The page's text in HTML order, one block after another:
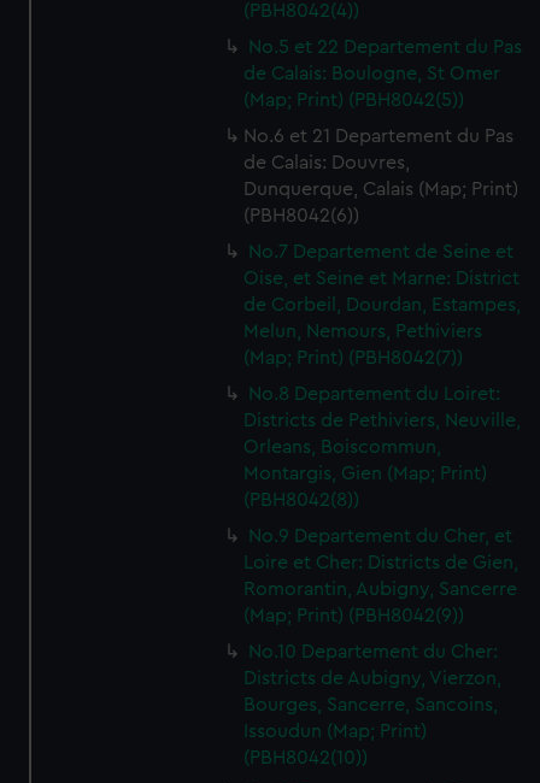
(PBH8042(4))
No.5 et 22 Departement du Pas
de Calais: Boulogne, St Omer
(Map; Print) (PBH8042(5))
No.6 et 21 Departement du Pas
de Calais: Douvres,
Dunquerque, Calais (Map; Print)
(PBH8042(6))
No.7 Departement de Seine et
Oise, et Seine et Marne: District
de Corbeil, Dourdan, Estampes,
Melun, Nemours, Pethiviers
(Map; Print) (PBH8042(7))
No.8 Departement du Loiret:
Districts de Pethiviers, Neuville,
Orleans, Boiscommun,
Montargis, Gien (Map; Print)
(PBH8042(8))
No.9 Departement du Cher, et
Loire et Cher: Districts de Gien,
Romorantin, Aubigny, Sancerre
(Map; Print) (PBH8042(9))
No.10 Departement du Cher:
Districts de Aubigny, Vierzon,
Bourges, Sancerre, Sancoins,
Issoudun (Map; Print)
(PBH8042(10))